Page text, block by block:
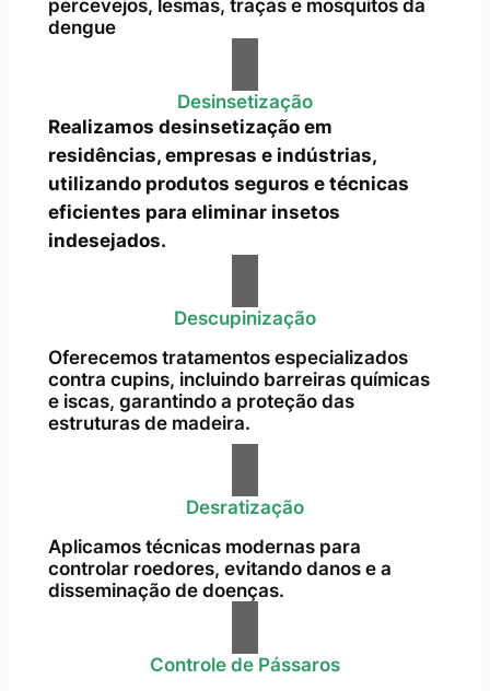
percevejos, lesmas, traças e mosquitos da
dengue
Desinsetização
Realizamos desinsetização em
residências, empresas e indústrias,
utilizando produtos seguros e técnicas
eficientes para eliminar insetos
indesejados.
Descupinização
Oferecemos tratamentos especializados
contra cupins, incluindo barreiras químicas
e iscas, garantindo a proteção das
estruturas de madeira.
Desratização
Aplicamos técnicas modernas para
controlar roedores, evitando danos e a
disseminação de doenças.
Controle de Pássaros